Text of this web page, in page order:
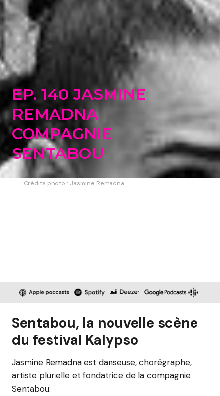
EP. 140 JASMINE
REMADNA
COMPAGNIE
SENTABOU
Crédits photo : Jasmine Remadna
Sentabou, la nouvelle scène
du festival Kalypso
Jasmine Remadna est danseuse, chorégraphe,
artiste plurielle et fondatrice de la compagnie
Sentabou.